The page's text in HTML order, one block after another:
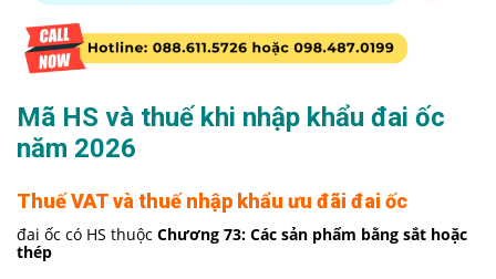
Mã HS và thuế khi nhập khẩu đai ốc
năm 2026
Thuế VAT và thuế nhập khẩu ưu đãi đai ốc
đai ốc có HS thuộc Chương 73: Các sản phẩm bằng sắt hoặc
thép